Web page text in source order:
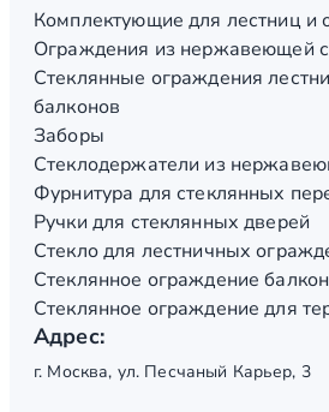
Комплектующие для лестниц и
Ограждения из нержавеющей
Стеклянные ограждения
балконов
Заборы
Стеклодержатели из
Фурнитура для стеклянных
Ручки для стеклянных дверей
Стекло для лестничных
Стеклянное ограждение
Стеклянное ограждение для
Адрес:
г. Москва, ул. Песчаный Карьер, 3